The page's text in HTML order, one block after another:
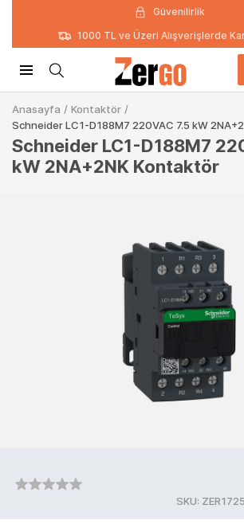
Güvenilirlik
1000 TL ve Üzeri Alışverişlerde
Anasayfa / Kontaktör /
Schneider LC1-D188M7 220VAC 7.5 kW
Schneider LC1-D188M7
kW 2NA+2NK Kontaktör
SKU: